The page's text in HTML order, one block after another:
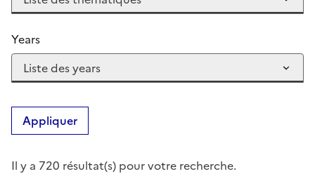
Years
Appliquer
Il y a 720 résultat(s) pour votre recherche.